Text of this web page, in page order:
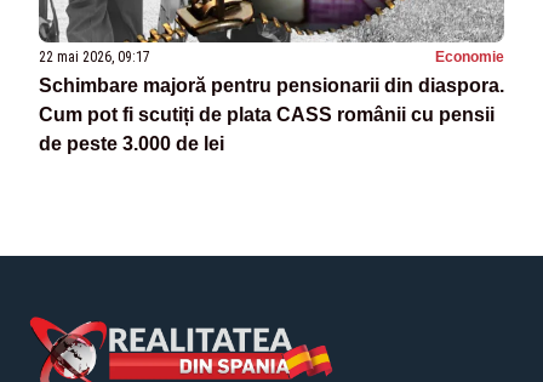
22 mai 2026, 09:17 Economie
Schimbare majoră pentru pensionarii din diaspora.
Cum pot fi scutiți de plata CASS românii cu pensii
de peste 3.000 de lei